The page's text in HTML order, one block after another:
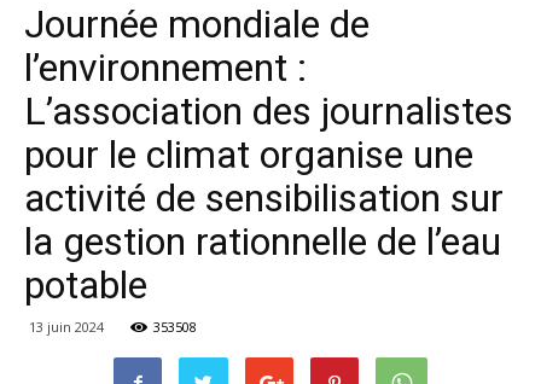
Journée mondiale de
l’environnement :
L’association des journalistes
pour le climat organise une
activité de sensibilisation sur
la gestion rationnelle de l’eau
potable
13 juin 2024 353508